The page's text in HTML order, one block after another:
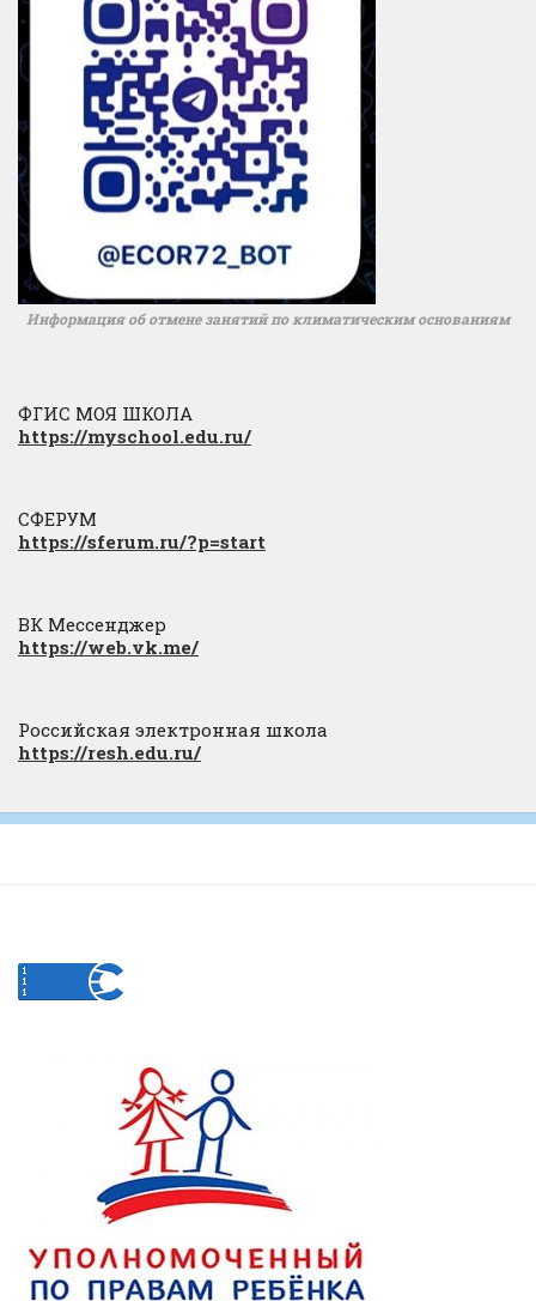
Информация об отмене занятий по климатическим основаниям
ФГИС МОЯ ШКОЛА
https://myschool.edu.ru/
СФЕРУМ
https://sferum.ru/?p=start
ВК Мессенджер
https://web.vk.me/
Российская электронная школа
https://resh.edu.ru/